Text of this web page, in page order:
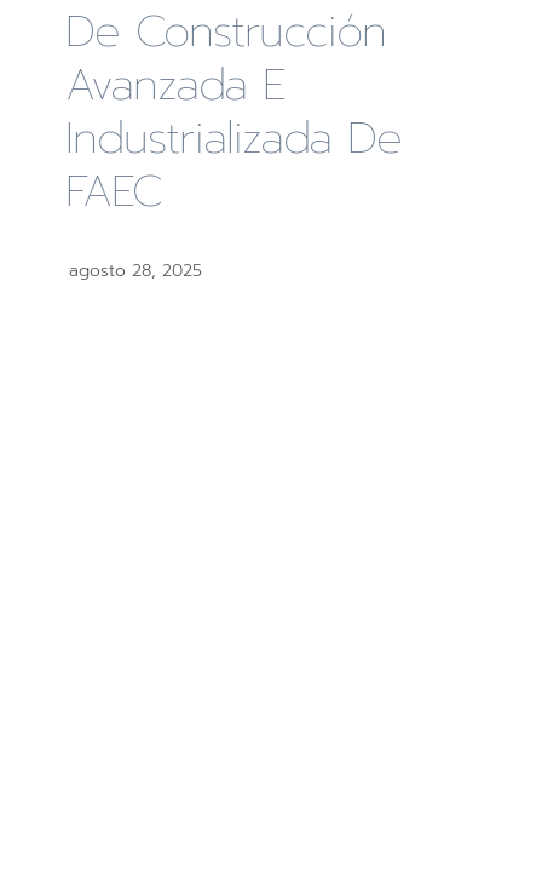
De Construcción
Avanzada E
Industrializada De
FAEC
agosto 28, 2025